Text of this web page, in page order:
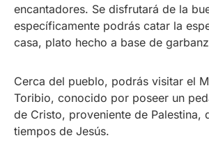
encantadores. Se disfrutará de la
específicamente podrás catar la
casa, plato hecho a base de
Cerca del pueblo, podrás visitar el
Toribio, conocido por poseer un
de Cristo, proveniente de Palestina,
tiempos de Jesús.